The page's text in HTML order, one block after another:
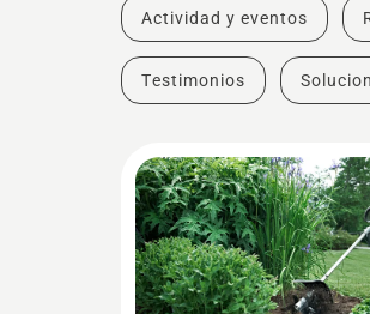
Actividad y eventos
Testimonios